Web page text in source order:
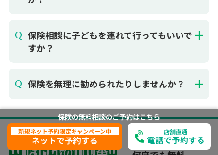
保険相談に子どもを連れて行ってもいいで
保険を無理に勧められたりしませんか？
ご相談はいつでも、
何度でも無料
ほけんの110番はお客様に合った保険選びをお手伝
保険の無料相談のご予約はこちら
新規ネット予約限定キャンペーン中
ネットで予約する
店舗直通
電話で予約する